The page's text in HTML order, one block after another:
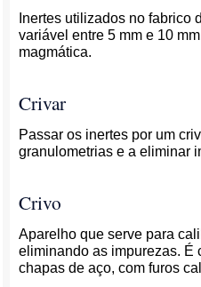
Inertes utilizados no fabrico
variável entre 5 mm e 10
magmática.
Crivar
Passar os inertes por um
granulometrias e a eliminar
Crivo
Aparelho que serve para
eliminando as impurezas. É
chapas de aço, com furos